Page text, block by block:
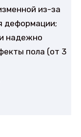
из-за
деформации;
надежно
пола (от 3